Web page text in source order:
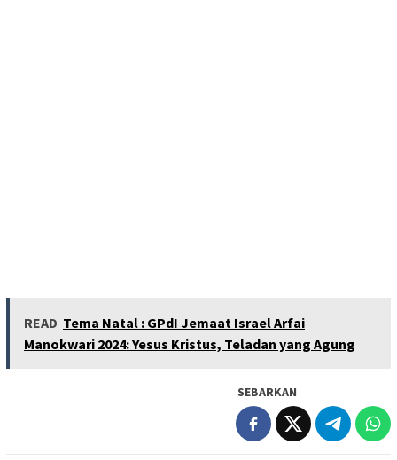
READ Tema Natal : GPdI Jemaat Israel Arfai
Manokwari 2024: Yesus Kristus, Teladan yang Agung
SEBARKAN